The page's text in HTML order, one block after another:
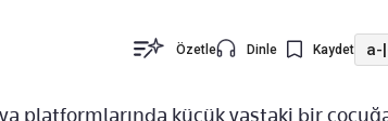
Özetle Dinle Kaydet a-|
platformlarında küçük yaştaki bir